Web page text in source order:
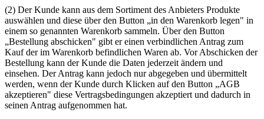
(2) Der Kunde kann aus dem Sortiment des Anbieters Produkte
auswählen und diese über den Button „in den Warenkorb legen" in
einem so genannten Warenkorb sammeln. Über den Button
„Bestellung abschicken" gibt er einen verbindlichen Antrag zum
Kauf der im Warenkorb befindlichen Waren ab. Vor Abschicken der
Bestellung kann der Kunde die Daten jederzeit ändern und
einsehen. Der Antrag kann jedoch nur abgegeben und übermittelt
werden, wenn der Kunde durch Klicken auf den Button „AGB
akzeptieren" diese Vertragsbedingungen akzeptiert und dadurch in
seinen Antrag aufgenommen hat.